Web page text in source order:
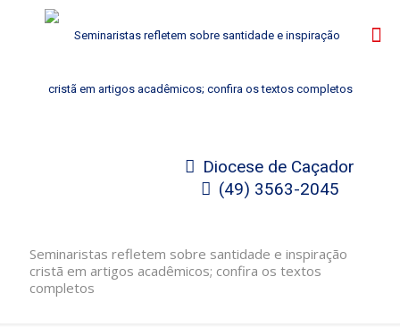
Diocese de Caçador
(49) 3563-2045
Seminaristas refletem sobre santidade e inspiração
cristã em artigos acadêmicos; confira os textos
completos